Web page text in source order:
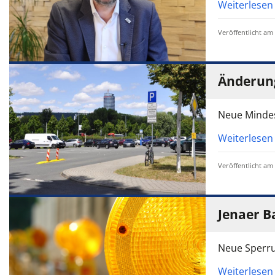
Weiterlesen
Veröffentlicht am
Neue
Weiterlesen
Veröffentlicht am
Jenaer
Neue
Weiterlesen